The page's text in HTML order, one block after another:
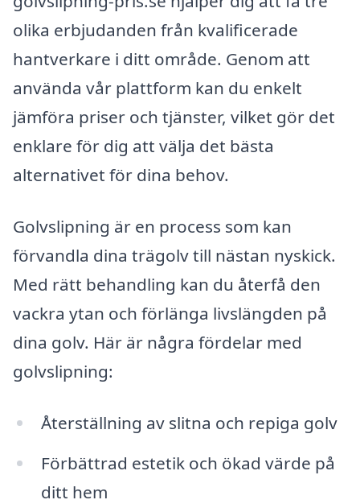
olika erbjudanden från kvalificerade
hantverkare i ditt område. Genom att
använda vår plattform kan du enkelt
jämföra priser och tjänster, vilket gör det
enklare för dig att välja det bästa
alternativet för dina behov.
Golvslipning är en process som kan
förvandla dina trägolv till nästan nyskick.
Med rätt behandling kan du återfå den
vackra ytan och förlänga livslängden på
dina golv. Här är några fördelar med
golvslipning:
Återställning av slitna och repiga golv
Förbättrad estetik och ökad värde på
ditt hem